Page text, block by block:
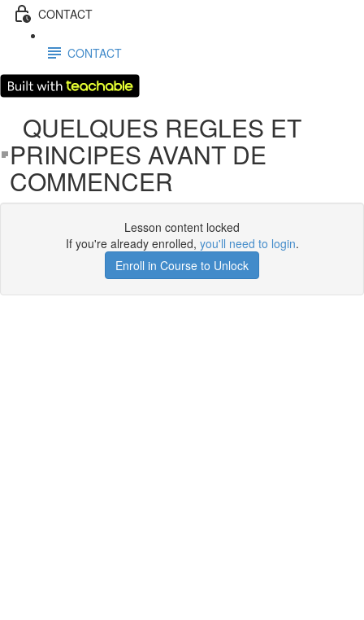
CONTACT
CONTACT
QUELQUES REGLES ET
PRINCIPES AVANT DE
COMMENCER
Lesson content locked
If you're already enrolled, you'll need to login.
Enroll in Course to Unlock